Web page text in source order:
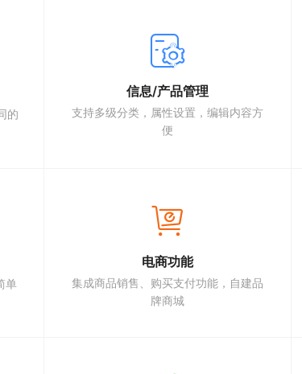
的
信息/产品管理
支持多级分类，属性设置，编辑内容方
便
单
电商功能
集成商品销售、购买支付功能，自建品
牌商城